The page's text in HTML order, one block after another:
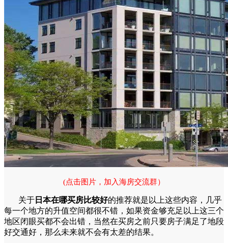
(点击图片，加入海房交流群）
关于 日本在哪买房比较好的推荐就是以上这些内容，几乎
每一个地方的升值空间都很不错，如果资金够充足以上这三个
地区闭眼买都不会出错，当然在买房之前只要房子满足了地段
好交通好，那么未来就不会有太差的结果。